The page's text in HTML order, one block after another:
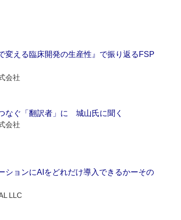
変える臨床開発の生産性』で振り返るFSP
会社
なぐ「翻訳者」に 城山氏に聞く
会社
ションにAIをどれだけ導入できるかーその
LLC